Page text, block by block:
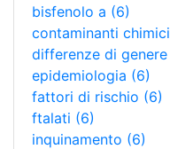
bisfenolo a (6)
contaminanti chimici
differenze di genere
epidemiologia (6)
fattori di rischio (6)
ftalati (6)
inquinamento (6)